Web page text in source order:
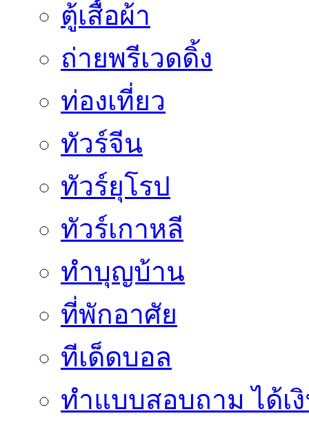
ตู้เสื้อผ้า
ถ่ายพรีเวดดิ้ง
ท่องเที่ยว
ทัวร์จีน
ทัวร์ยุโรป
ทัวร์เกาหลี
ทำบุญบ้าน
ที่พักอาศัย
ทีเด็ดบอล
ทําแบบสอบถาม ได้เ